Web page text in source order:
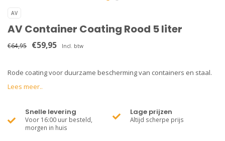
AV
AV Container Coating Rood 5 liter
€64,95 €59,95 Incl. btw
Rode coating voor duurzame bescherming van containers en staal.
Lees meer..
Snelle levering
Voor 16:00 uur besteld,
morgen in huis
Lage prijzen
Altijd scherpe prijs